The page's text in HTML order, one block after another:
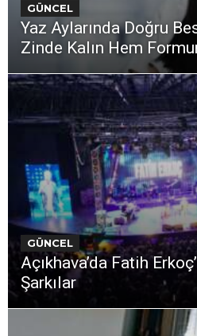
GÜNCEL
Yaz Aylarında Doğru
Zinde Kalın Hem
GÜNCEL
Açıkhava’da Fatih
Şarkılar